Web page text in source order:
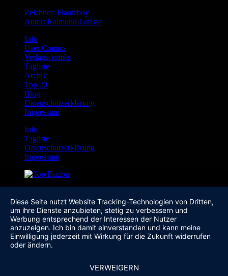
Zeichner: Flauteboy
Autor: Raimund Lotisse
Info
User Comics
Verlagscomics
Tagliste
Archiv
Top 20
Blog
Datenschutzerklärung
Impressum
Info
Tagliste
Datenschutzerklärung
Impressum
Diese Seite nutzt Website Tracking-Technologien von Dritten,
um ihre Dienste anzubieten, stetig zu verbessern und
Werbung entsprechend der Interessen der Nutzer
anzuzeigen. Ich bin damit einverstanden und kann meine
Einwilligung jederzeit mit Wirkung für die Zukunft widerrufen
oder ändern.
VERWEIGERN